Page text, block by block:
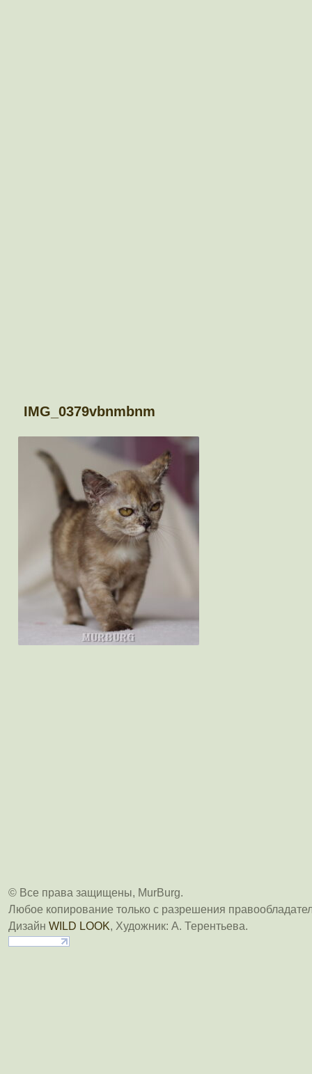
IMG_0379vbnmbnm
© Все права защищены, MurBurg.
Любое копирование только с разрешения
Дизайн WILD LOOK, Художник: А. Терентьева.